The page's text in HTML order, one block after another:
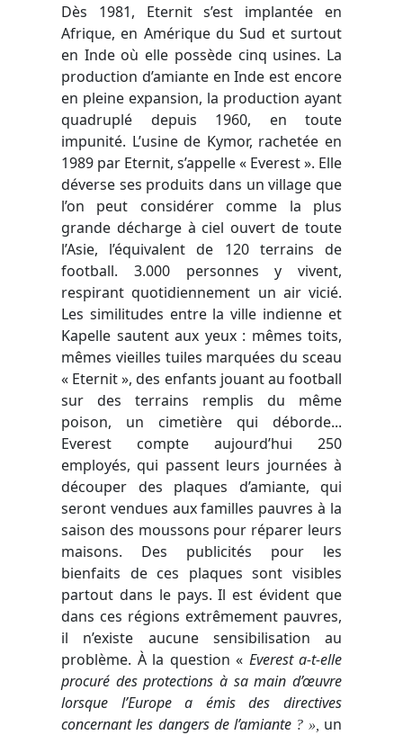
Dès 1981, Eternit s’est implantée en
Afrique, en Amérique du Sud et surtout
en Inde où elle possède cinq usines. La
production d’amiante en Inde est encore
en pleine expansion, la production ayant
quadruplé depuis 1960, en toute
impunité. L’usine de Kymor, rachetée en
1989 par Eternit, s’appelle « Everest ». Elle
déverse ses produits dans un village que
l’on peut considérer comme la plus
grande décharge à ciel ouvert de toute
l’Asie, l’équivalent de 120 terrains de
football. 3.000 personnes y vivent,
respirant quotidiennement un air vicié.
Les similitudes entre la ville indienne et
Kapelle sautent aux yeux : mêmes toits,
mêmes vieilles tuiles marquées du sceau
« Eternit », des enfants jouant au football
sur des terrains remplis du même
poison, un cimetière qui déborde...
Everest compte aujourd’hui 250
employés, qui passent leurs journées à
découper des plaques d’amiante, qui
seront vendues aux familles pauvres à la
saison des moussons pour réparer leurs
maisons. Des publicités pour les
bienfaits de ces plaques sont visibles
partout dans le pays. Il est évident que
dans ces régions extrêmement pauvres,
il n’existe aucune sensibilisation au
problème. Àla question « Everest a-t-elle
procuré des protections à sa main d’œuvre
lorsque l’Europe a émis des directives
concernant les dangers de l’amiante ? »,
un